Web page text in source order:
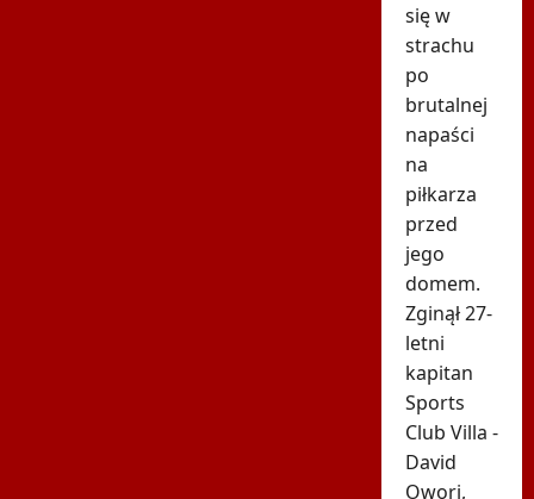
się w
strachu
po
brutalnej
napaści
na
piłkarza
przed
jego
domem.
Zginął 27-
letni
kapitan
Sports
Club Villa -
David
Owori,